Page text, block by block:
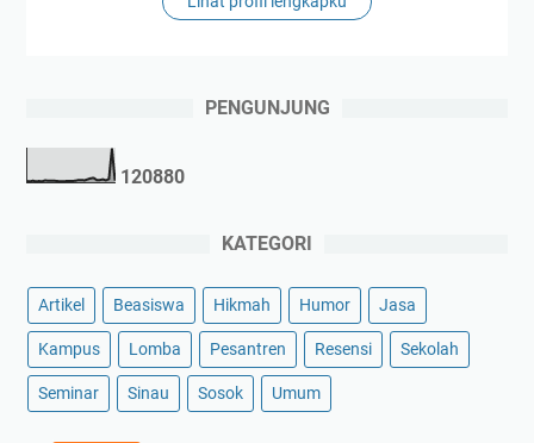
PENGUNJUNG
120880
KATEGORI
Artikel Beasiswa Hikmah Humor Jasa
Kampus Lomba Pesantren Resensi Sekolah
Seminar Sinau Sosok Umum